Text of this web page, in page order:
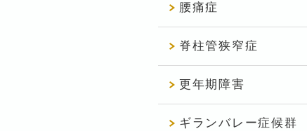
腰痛症
脊柱管狭窄症
更年期障害
ギランバレー症候群